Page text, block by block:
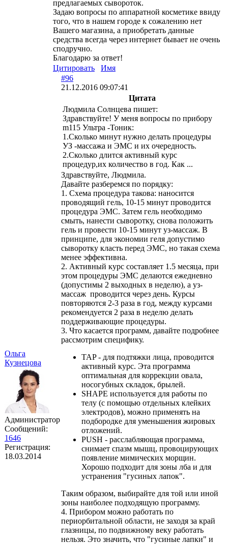
предлагаемых сывороток.
Задаю вопросы по аппаратной косметике ввиду
того, что в нашем городе к сожалению нет
Вашего магазина, а приобретать данные
средства всегда через интернет бывает не очень
сподручно.
Благодарю за ответ!
Цитировать
Имя
Ольга
Кузнецова
Администратор
Сообщений:
1646
Регистрация:
18.03.2014
#96
21.12.2016 09:07:41
Цитата
Людмила Солнцева пишет:
Здравствуйте! У меня вопросы по прибору
m115 Ультра -Тоник:
1.Сколько минут нужно делать процедуры
УЗ -массажа и ЭМС и их очередность.
2.Сколько длится активный курс
процедур,их количество в год. Как ...
Здравствуйте, Людмила.
Давайте разберемся по порядку:
1. Схема процедура такова: наносится
проводящий гель, 10-15 минут проводится
процедура ЭМС. Затем гель необходимо
смыть, нанести сыворотку, снова положить
гель и провести 10-15 минут уз-массаж. В
принципе, для экономии геля допустимо
сыворотку класть перед ЭМС, но такая схема
менее эффективна.
2. Активный курс составляет 1.5 месяца, при
этом процедуры ЭМС делаются ежедневно
(допустимы 2 выходных в неделю), а уз-
массаж проводится через день. Курсы
повторяются 2-3 раза в год, между курсами
рекомендуется 2 раза в неделю делать
поддерживающие процедуры.
3. Что касается программ, давайте подробнее
рассмотрим специфику.
TAP - для подтяжки лица, проводится
активный курс. Эта программа
оптимальная для коррекции овала,
носогубных складок, брылей.
SHAPE используется для работы по
телу (с помощью отдельных клейких
электродов), можно применять на
подбородке для уменьшения жировых
отложений.
PUSH - расслабляющая программа,
снимает спазм мышц, провоцирующих
появление мимических морщин.
Хорошо подходит для зоны лба и для
устранения "гусиных лапок".
Таким образом, выбирайте для той или иной
зоны наиболее подходящую программу.
4. Прибором можно работать по
периорбитальной области, не заходя за край
глазницы, по подвижному веку работать
нельзя. Это значить, что "гусиные лапки" и